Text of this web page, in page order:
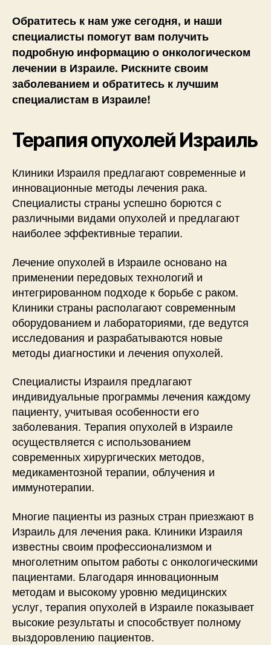
Обратитесь к нам уже сегодня, и наши
специалисты помогут вам получить
подробную информацию о онкологическом
лечении в Израиле. Рискните своим
заболеванием и обратитесь к лучшим
специалистам в Израиле!
Терапия опухолей Израиль
Клиники Израиля предлагают современные и
инновационные методы лечения рака.
Специалисты страны успешно борются с
различными видами опухолей и предлагают
наиболее эффективные терапии.
Лечение опухолей в Израиле основано на
применении передовых технологий и
интегрированном подходе к борьбе с раком.
Клиники страны располагают современным
оборудованием и лабораториями, где ведутся
исследования и разрабатываются новые
методы диагностики и лечения опухолей.
Специалисты Израиля предлагают
индивидуальные программы лечения каждому
пациенту, учитывая особенности его
заболевания. Терапия опухолей в Израиле
осуществляется с использованием
современных хирургических методов,
медикаментозной терапии, облучения и
иммунотерапии.
Многие пациенты из разных стран приезжают в
Израиль для лечения рака. Клиники Израиля
известны своим профессионализмом и
многолетним опытом работы с онкологическими
пациентами. Благодаря инновационным
методам и высокому уровню медицинских
услуг, терапия опухолей в Израиле показывает
высокие результаты и способствует полному
выздоровлению пациентов.